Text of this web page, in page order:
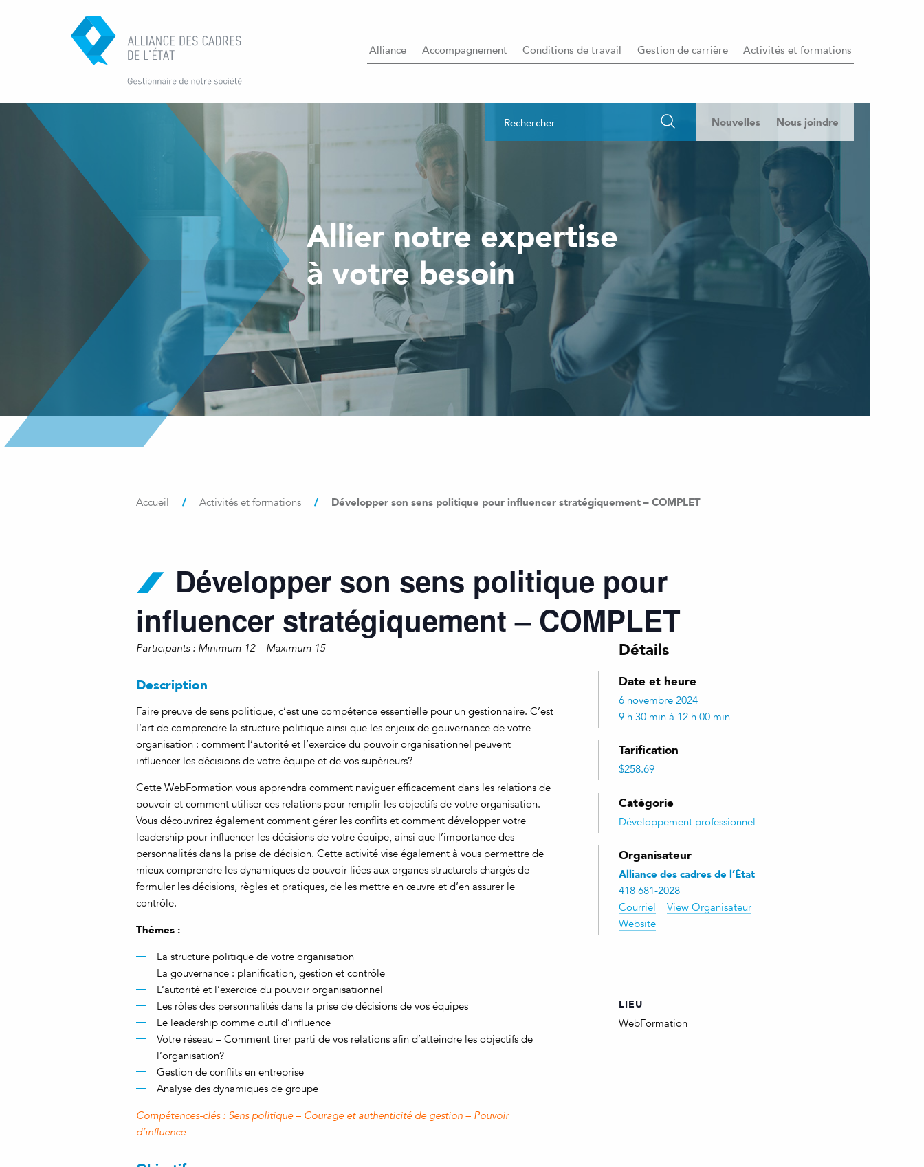
Alliance Accompagnement Conditions de travail Gestion de carrière Activités et formations
Nouvelles Nous joindre
Allier notre expertise
à votre besoin
Accueil / Activités et formations / Développer son sens politique pour influencer stratégiquement – COMPLET
Développer son sens politique pour
influencer stratégiquement – COMPLET
Détails
Date et heure
6 novembre 2024
9 h 30 min à 12 h 00 min
Tarification
$258.69
Catégorie
Développement professionnel
Organisateur
Alliance des cadres de l’État
418 681-2028
Courriel
View Organisateur
Website
LIEU
WebFormation
Participants : Minimum 12 – Maximum 15
Description
Faire preuve de sens politique, c’est une compétence essentielle pour un gestionnaire. C’est
l’art de comprendre la structure politique ainsi que les enjeux de gouvernance de votre
organisation : comment l’autorité et l’exercice du pouvoir organisationnel peuvent
influencer les décisions de votre équipe et de vos supérieurs?
Cette WebFormation vous apprendra comment naviguer efficacement dans les relations de
pouvoir et comment utiliser ces relations pour remplir les objectifs de votre organisation.
Vous découvrirez également comment gérer les conflits et comment développer votre
leadership pour influencer les décisions de votre équipe, ainsi que l’importance des
personnalités dans la prise de décision. Cette activité vise également à vous permettre de
mieux comprendre les dynamiques de pouvoir liées aux organes structurels chargés de
formuler les décisions, règles et pratiques, de les mettre en œuvre et d’en assurer le
contrôle.
Thèmes :
La structure politique de votre organisation
La gouvernance : planification, gestion et contrôle
L’autorité et l’exercice du pouvoir organisationnel
Les rôles des personnalités dans la prise de décisions de vos équipes
Le leadership comme outil d’influence
Votre réseau – Comment tirer parti de vos relations afin d’atteindre les objectifs de
l’organisation?
Gestion de conflits en entreprise
Analyse des dynamiques de groupe
Compétences-clés : Sens politique – Courage et authenticité de gestion – Pouvoir
d’influence